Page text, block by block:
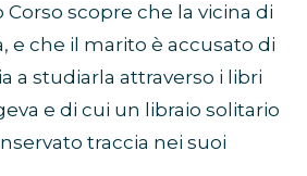
scopre che la vicina di
e che il marito è accusato di
a studiarla attraverso i libri
e di cui un libraio solitario
traccia nei suoi